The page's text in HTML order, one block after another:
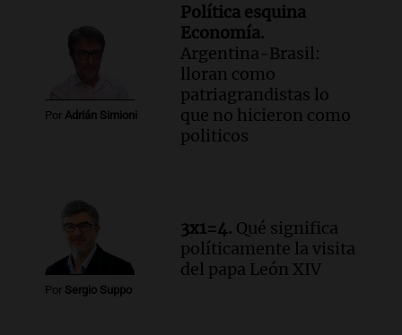
Episodios
Audio. La Universidad de Milán y su
colaboración con la municipalidad para
la educación y parques
Panorama Federal
historia nacida en Córdoba
Viva la Radio
Episodios
Audio.
Monseñor Fenoy celebra la visita
de León XIV a Argentina y reflexiona
Por Adrián Simioni
Política esquina
Economía.
Argentina-Brasil:
lloran como
patriagrandistas lo
que no hicieron como
politicos
Por Sergio Suppo
3x1=4. Qué significa
políticamente la visita
del papa León XIV